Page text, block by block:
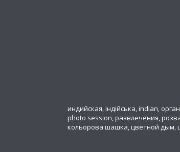
индийская, індійська, indian,
photo session, развлечения,
кольорова шашка, цветной дым,